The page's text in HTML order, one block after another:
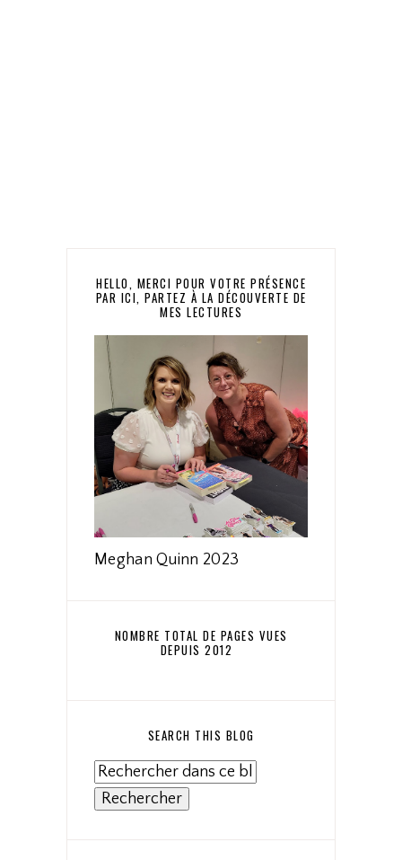
HELLO, MERCI POUR VOTRE PRÉSENCE
PAR ICI, PARTEZ À LA DÉCOUVERTE DE
MES LECTURES
Meghan Quinn 2023
NOMBRE TOTAL DE PAGES VUES
DEPUIS 2012
SEARCH THIS BLOG